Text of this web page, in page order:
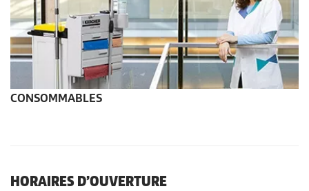
CONSOMMABLES
HORAIRES D’OUVERTURE